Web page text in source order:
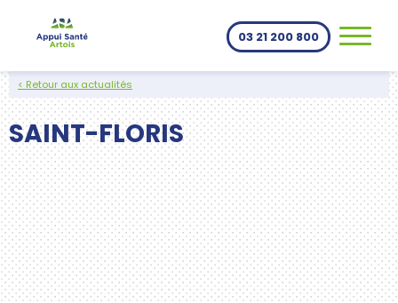
03 21 200 800
< Retour aux actualités
SAINT-FLORIS